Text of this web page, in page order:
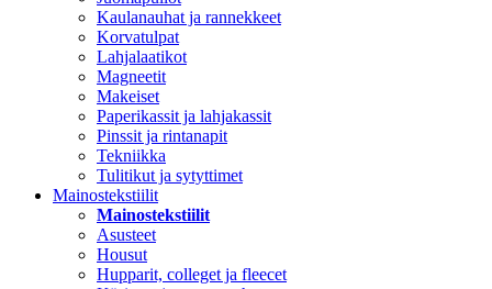
Kaulanauhat ja rannekkeet
Korvatulpat
Lahjalaatikot
Magneetit
Makeiset
Paperikassit ja lahjakassit
Pinssit ja rintanapit
Tekniikka
Tulitikut ja sytyttimet
Mainostekstiilit
Mainostekstiilit
Asusteet
Housut
Hupparit, colleget ja fleecet